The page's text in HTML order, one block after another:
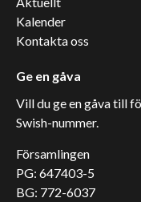
Kalender
Kontakta oss
Ge en gåva
Vill du ge en gåva till
Swish-nummer.
Församlingen
PG: 647403-5
BG: 772-6037